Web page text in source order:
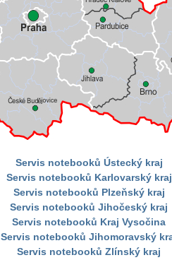
Servis notebooků Ústecký kraj
Servis notebooků Karlovarský kraj
Servis notebooků Plzeňský kraj
Servis notebooků Jihočeský kraj
Servis notebooků Kraj Vysočina
Servis notebooků Jihomoravský
Servis notebooků Zlínský kraj